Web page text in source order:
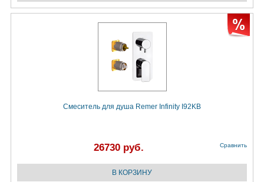
Смеситель для душа Remer Infinity I92KB
26730 руб. Сравнить